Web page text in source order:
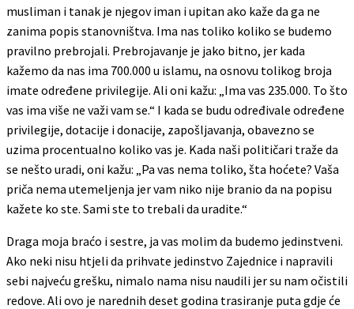
musliman i tanak je njegov iman i upitan ako kaže da ga ne
zanima popis stanovništva. Ima nas toliko koliko se budemo
pravilno prebrojali. Prebrojavanje je jako bitno, jer kada
kažemo da nas ima 700.000 u islamu, na osnovu tolikog broja
imate određene privilegije. Ali oni kažu: „Ima vas 235.000. To što
vas ima više ne važi vam se.“ I kada se budu određivale određene
privilegije, dotacije i donacije, zapošljavanja, obavezno se
uzima procentualno koliko vas je. Kada naši političari traže da
se nešto uradi, oni kažu: „Pa vas nema toliko, šta hoćete? Vaša
priča nema utemeljenja jer vam niko nije branio da na popisu
kažete ko ste. Sami ste to trebali da uradite.“
Draga moja braćo i sestre, ja vas molim da budemo jedinstveni.
Ako neki nisu htjeli da prihvate jedinstvo Zajednice i napravili
sebi najveću grešku, nimalo nama nisu naudili jer su nam očistili
redove. Ali ovo je narednih deset godina trasiranje puta gdje će